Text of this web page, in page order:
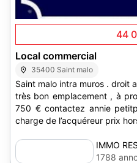
44
Local commercial
35400 Saint malo
Saint malo intra muros . droit au bail local 26 m2 . vitrine 6 m.
très bon emplacement , à
750 € contactez annie petitpas honoraires : 12 % ttc à la
charge de l’acquéreur prix
IMMO
1788